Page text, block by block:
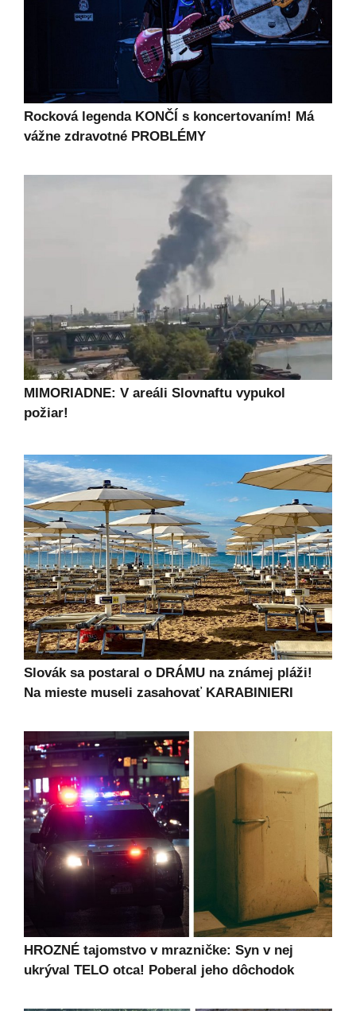
Rocková legenda KONČÍ s koncertovaním! Má
vážne zdravotné PROBLÉMY
MIMORIADNE: V areáli Slovnaftu vypukol
požiar!
Slovák sa postaral o DRÁMU na známej pláži!
Na mieste museli zasahovať KARABINIERI
HROZNÉ tajomstvo v mrazničke: Syn v nej
ukrýval TELO otca! Poberal jeho dôchodok